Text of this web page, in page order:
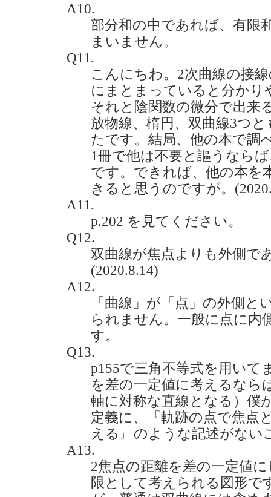
A10.
部分和の中であれば、有限
まいません。
Q11.
こんにちわ。2次曲線の接
にまとまっていると分かり
それと陰関数の微分で出来
放物線、楕円、双曲線3つ
たです。結局、他の本で調
1冊で他は不要と謳うなら
です。できれば、他の本を
きると思うのですが。
A11.
p.202 を見てください。
Q12.
双曲線が焦点よりも外側で
(2020.8.14)
A12.
「曲線」が「点」の外側
られません。一般に点に内
す。
Q13.
p155で三角不等式を用いて
を差の一定値に考えるなら
軸に対称な直線となる）僕
定義に、『軌跡の点で焦点
える』のような記述がない
A13.
2焦点の距離を差の一定値
限として考えられる図形で